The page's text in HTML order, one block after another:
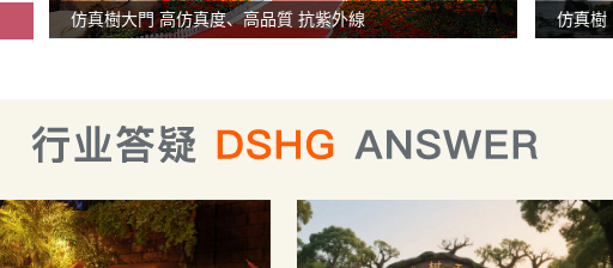
仿真樹大門 高仿真度、高品質 抗紫外線 仿真樹